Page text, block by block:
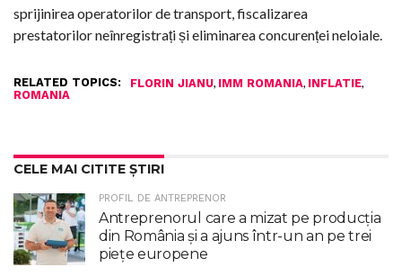
sprijinirea operatorilor de transport, fiscalizarea
prestatorilor neînregistrați și eliminarea concurenței neloiale.
RELATED TOPICS: FLORIN JIANU, IMM ROMANIA, INFLATIE,
ROMANIA
CELE MAI CITITE ȘTIRI
PROFIL DE ANTREPRENOR
Antreprenorul care a mizat pe producția
din România și a ajuns într-un an pe trei
piețe europene